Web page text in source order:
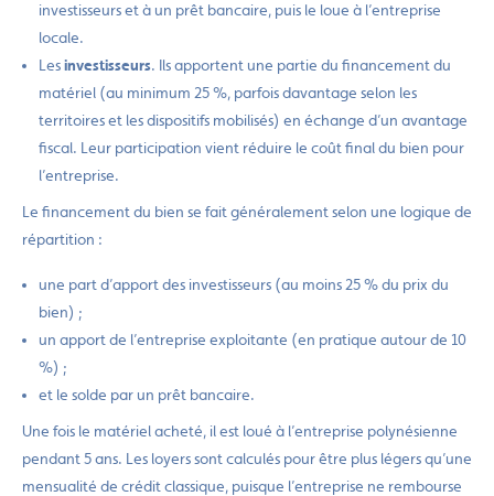
investisseurs et à un prêt bancaire, puis le loue à l’entreprise
locale.
Lesinvestisseurs. Ils apportent une partie du financement du
matériel (au minimum 25 %, parfois davantage selon les
territoires et les dispositifs mobilisés) en échange d’un avantage
fiscal. Leur participation vient réduire le coût final du bien pour
l’entreprise.
Le financement du bien se fait généralement selon une logique de
répartition :
une part d’apport des investisseurs (au moins 25 % du prix du
bien) ;
un apport de l’entreprise exploitante (en pratique autour de 10
%) ;
et le solde par un prêt bancaire.
Une fois le matériel acheté, il est loué à l’entreprise polynésienne
pendant 5 ans. Les loyers sont calculés pour être plus légers qu’une
mensualité de crédit classique, puisque l’entreprise ne rembourse